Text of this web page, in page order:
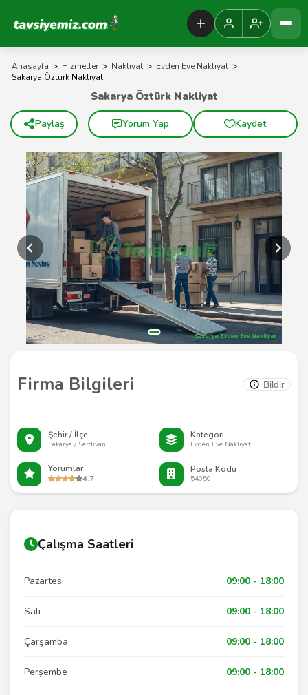
Tavsiyemiz Anasayfa
Anasayfa > Hizmetler > Nakliyat > Evden Eve Nakliyat >
Sakarya Öztürk Nakliyat
Firma Bilgileri Bildir
Şehir / İlçe
Sakarya / Serdivan
Kategori
Evden Eve Nakliyat
Yorumlar
4.7
Posta Kodu
54050
Sakarya Öztürk Nakliyat
Paylaş Yorum Yap Kaydet
Çalışma Saatleri
Pazartesi 09:00 - 18:00
Salı 09:00 - 18:00
Çarşamba 09:00 - 18:00
Perşembe 09:00 - 18:00